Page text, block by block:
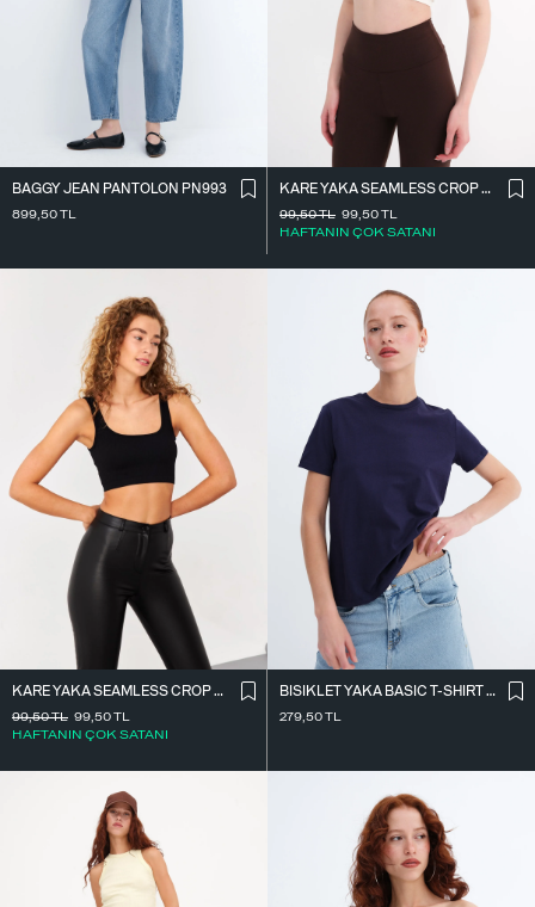
BAGGY JEAN PANTOLON PN993
899,50TL
KARE YAKA SEAMLESS CROP ATLET A0187-L5
99,50TL
HAFTANIN ÇOK SATANI
99,50TL
KARE YAKA SEAMLESS CROP ATLET A0187-L5
99,50TL
HAFTANIN ÇOK SATANI
99,50TL
BISIKLET YAKA BASIC T-SHIRT P4322-1
279,50TL